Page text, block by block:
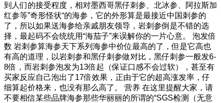
到人们的接受程度，相对墨西哥黑仔刺参、北冰参、阿拉斯加
红参等”奇形怪状“的海参，它的外形算是最接近中国刺参的
了，所以如果送海参给亲戚朋友领导，岩刺参倒是不错的选
择，最起码不会统统用“海茄子”来误解你的一片心意。 泡发倍
数 岩刺参算海参天下系列海参中价位最高的了，但是它高也
有高的道理，以岩刺参和黑仔刺参做对比，黑仔刺参一般发6-
8倍，而岩刺参泡发为13倍起（保证口感不会过软），甚至有
买家反应自己泡出了17倍效果，正由于它的超高涨发率，仔
细算起价格来，也没有那么高了。 营养 在这里提醒大家，请
不要相信某些品牌海参那些华丽丽的所谓的“SGS检测（无意